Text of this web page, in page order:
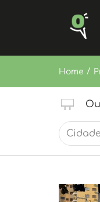
Home /
Cidade